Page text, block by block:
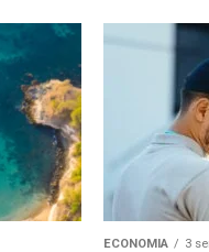
ECONOMIA 3